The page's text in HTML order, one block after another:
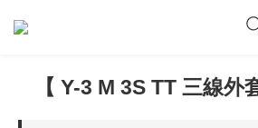
【 Y-3 M 3S TT 三線外